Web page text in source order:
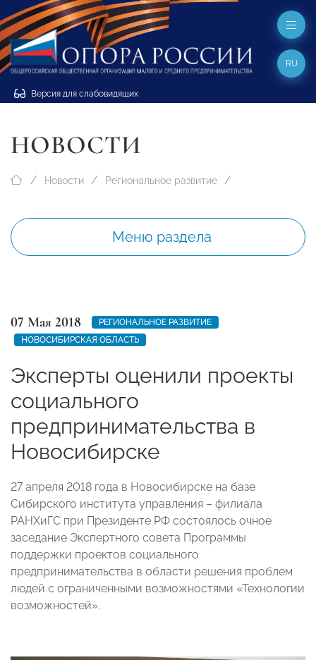
Версия для слабовидящих
RU
НОВОСТИ
Новости Региональное развитие
Меню раздела
07 Мая 2018
РЕГИОНАЛЬНОЕ РАЗВИТИЕ
НОВОСИБИРСКАЯ ОБЛАСТЬ
Эксперты оценили проекты
социального
предпринимательства в
Новосибирске
27 апреля 2018 года в Новосибирске на базе
Сибирского института управления – филиала
РАНХиГС при Президенте РФ состоялось очное
заседание Экспертного совета Программы
поддержки проектов социального
предпринимательства в области решения проблем
людей с ограниченными возможностями «Технологии
возможностей».